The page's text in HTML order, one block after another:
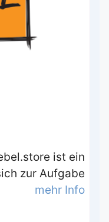
ist ein
zur Aufgabe
mehr Info